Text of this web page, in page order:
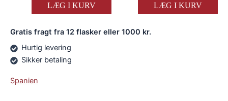
2021
antal
LÆG I KURV
2021
LÆG I KURV
Gratis fragt fra 12 flasker eller 1000 kr.
Hurtig levering
Sikker betaling
Spanien